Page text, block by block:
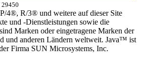
29450
R/3® und weitere auf dieser Site
und -Dienstleistungen sowie die
Marken oder eingetragene Marken der
und anderen Ländern weltweit. Java™ ist
Firma SUN Microsystems, Inc.